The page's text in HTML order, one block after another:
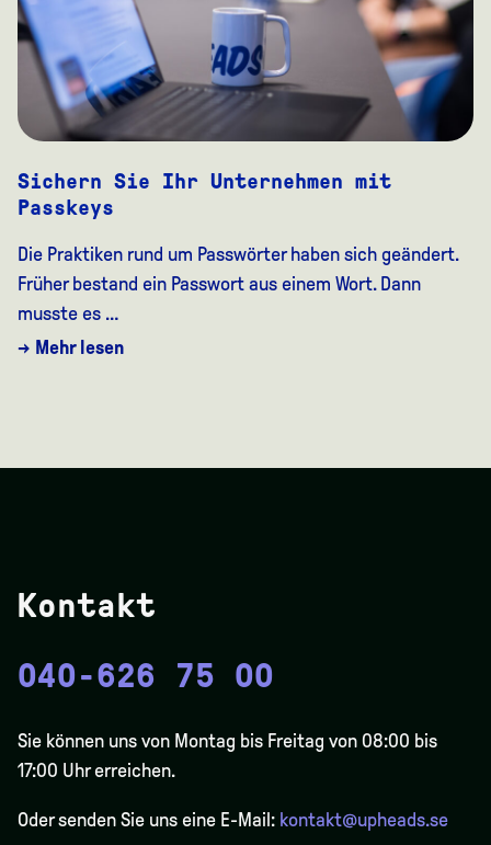
Sichern Sie Ihr Unternehmen mit
Passkeys
Die Praktiken rund um Passwörter haben sich geändert.
Früher bestand ein Passwort aus einem Wort. Dann
musste es …
→ Mehr lesen
Kontakt
040-626 75 00
Sie können uns von Montag bis Freitag von 08:00 bis
17:00 Uhr erreichen.
Oder senden Sie uns eine E-Mail: kontakt@upheads.se